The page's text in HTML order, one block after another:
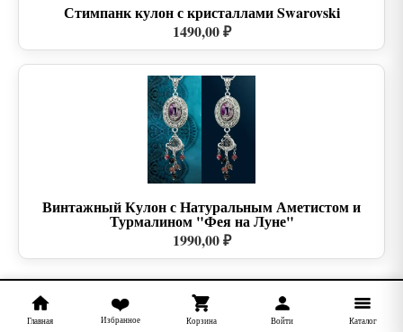
Стимпанк кулон с кристаллами Swarovski
1490,00 ₽
Винтажный Кулон с Натуральным Аметистом и
Турмалином "Фея на Луне"
1990,00 ₽
Главная Каталог
❤️
Избранное Корзина Войти